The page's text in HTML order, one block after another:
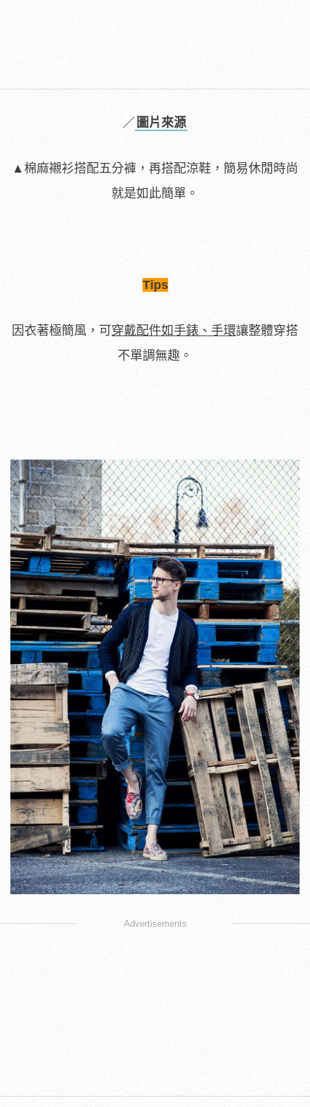
／ 圖片來源
▲棉麻襯衫搭配五分褲，再搭配涼鞋，簡易休閒時尚
就是如此簡單。
Tips
因衣著極簡風，可 穿戴配件如手錶、手環讓整體穿搭
不單調無趣。
Advertisements